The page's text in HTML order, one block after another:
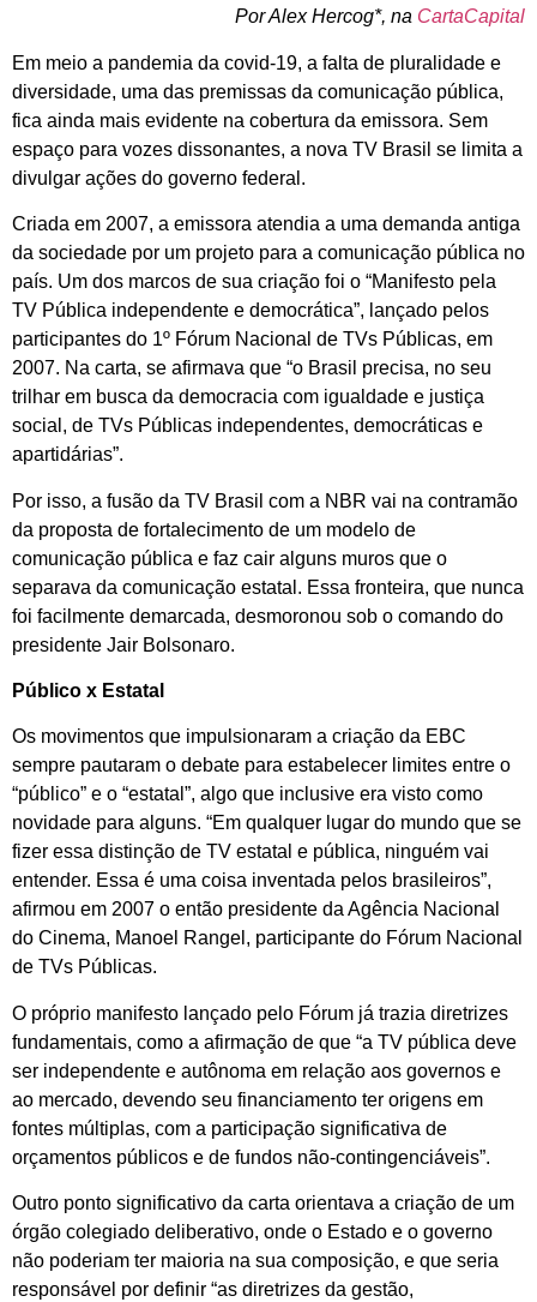
Por Alex Hercog*, na CartaCapital
Em meio a pandemia da covid-19, a falta de pluralidade e
diversidade, uma das premissas da comunicação pública,
fica ainda mais evidente na cobertura da emissora. Sem
espaço para vozes dissonantes, a nova TV Brasil se limita a
divulgar ações do governo federal.
Criada em 2007, a emissora atendia a uma demanda antiga
da sociedade por um projeto para a comunicação pública no
país. Um dos marcos de sua criação foi o “Manifesto pela
TV Pública independente e democrática”, lançado pelos
participantes do 1º Fórum Nacional de TVs Públicas, em
2007. Na carta, se afirmava que “o Brasil precisa, no seu
trilhar em busca da democracia com igualdade e justiça
social, de TVs Públicas independentes, democráticas e
apartidárias”.
Por isso, a fusão da TV Brasil com a NBR vai na contramão
da proposta de fortalecimento de um modelo de
comunicação pública e faz cair alguns muros que o
separava da comunicação estatal. Essa fronteira, que nunca
foi facilmente demarcada, desmoronou sob o comando do
presidente Jair Bolsonaro.
Público x Estatal
Os movimentos que impulsionaram a criação da EBC
sempre pautaram o debate para estabelecer limites entre o
“público” e o “estatal”, algo que inclusive era visto como
novidade para alguns. “Em qualquer lugar do mundo que se
fizer essa distinção de TV estatal e pública, ninguém vai
entender. Essa é uma coisa inventada pelos brasileiros”,
afirmou em 2007 o então presidente da Agência Nacional
do Cinema, Manoel Rangel, participante do Fórum Nacional
de TVs Públicas.
O próprio manifesto lançado pelo Fórum já trazia diretrizes
fundamentais, como a afirmação de que “a TV pública deve
ser independente e autônoma em relação aos governos e
ao mercado, devendo seu financiamento ter origens em
fontes múltiplas, com a participação significativa de
orçamentos públicos e de fundos não-contingenciáveis”.
Outro ponto significativo da carta orientava a criação de um
órgão colegiado deliberativo, onde o Estado e o governo
não poderiam ter maioria na sua composição, e que seria
responsável por definir “as diretrizes da gestão,